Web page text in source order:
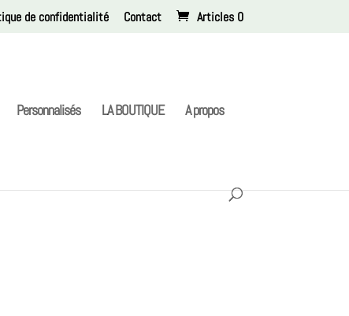
de confidentialité Contact Articles 0
Personnalisés LA BOUTIQUE A propos